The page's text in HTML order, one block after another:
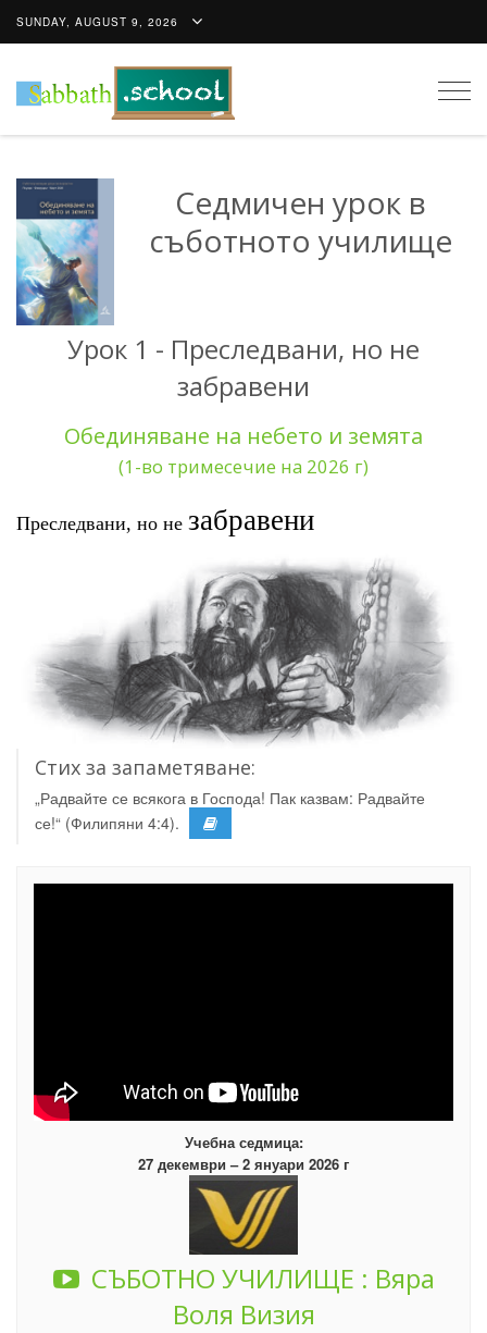
SUNDAY, AUGUST 9, 2026
Седмичен урок в
съботното училище
Урок 1 - Преследвани, но не
забравени
Обединяване на небето и земята
(1-во тримесечие на 2026 г)
Преследвани, но не забравени
Стих за запаметяване:
„Радвайте се всякога в Господа! Пак казвам: Радвайте
се!“ (Филипяни 4:4).
Учебна седмица:
27 декември – 2 януари 2026 г
СЪБОТНО УЧИЛИЩЕ : Вяра
Воля Визия